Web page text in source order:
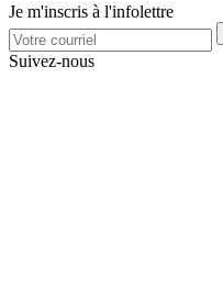
Je m'inscris à l'infolettre
Suivez-nous